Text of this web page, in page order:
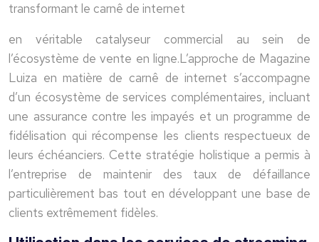
transformant le carnê de internet
en véritable catalyseur commercial au sein de
l’écosystème de vente en ligne.L’approche de Magazine
Luiza en matière de carnê de internet s’accompagne
d’un écosystème de services complémentaires, incluant
une assurance contre les impayés et un programme de
fidélisation qui récompense les clients respectueux de
leurs échéanciers. Cette stratégie holistique a permis à
l’entreprise de maintenir des taux de défaillance
particulièrement bas tout en développant une base de
clients extrêmement fidèles.